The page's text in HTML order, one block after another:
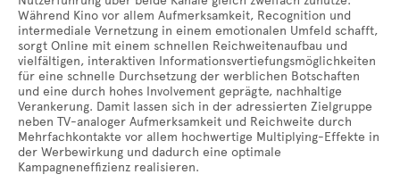
Während Kino vor allem Aufmerksamkeit, Recognition und
intermediale Vernetzung in einem emotionalen Umfeld schafft,
sorgt Online mit einem schnellen Reichweitenaufbau und
vielfältigen, interaktiven Informationsvertiefungsmöglichkeiten
für eine schnelle Durchsetzung der werblichen Botschaften
und eine durch hohes Involvement geprägte, nachhaltige
Verankerung. Damit lassen sich in der adressierten Zielgruppe
neben TV-analoger Aufmerksamkeit und Reichweite durch
Mehrfachkontakte vor allem hochwertige Multiplying-Effekte in
der Werbewirkung und dadurch eine optimale
Kampagneneffizienz realisieren.